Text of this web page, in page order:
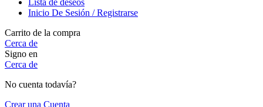
Lista de deseos
Inicio De Sesión / Registrarse
Carrito de la compra
Cerca de
Signo en
Cerca de
No cuenta todavía?
Crear una Cuenta